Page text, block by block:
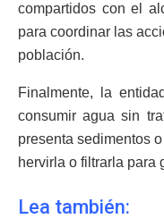
compartidos con el
para coordinar las
población.
Finalmente, la
consumir agua sin
presenta sedimentos
hervirla o filtrarla para
Lea también: